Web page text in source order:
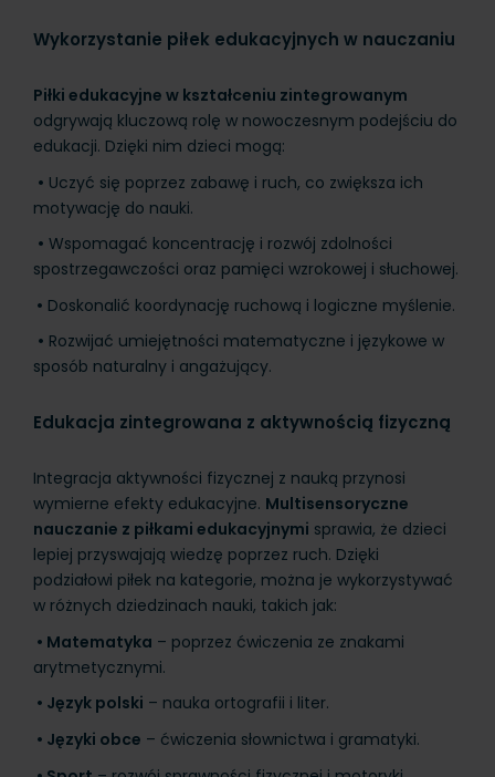
Wykorzystanie piłek edukacyjnych w nauczaniu
Piłki edukacyjne w kształceniu zintegrowanym
odgrywają kluczową rolę w nowoczesnym podejściu do
edukacji. Dzięki nim dzieci mogą:
• Uczyć się poprzez zabawę i ruch, co zwiększa ich
motywację do nauki.
• Wspomagać koncentrację i rozwój zdolności
spostrzegawczości oraz pamięci wzrokowej i słuchowej.
• Doskonalić koordynację ruchową i logiczne myślenie.
• Rozwijać umiejętności matematyczne i językowe w
sposób naturalny i angażujący.
Edukacja zintegrowana z aktywnością fizyczną
Integracja aktywności fizycznej z nauką przynosi
wymierne efekty edukacyjne. Multisensoryczne
nauczanie z piłkami edukacyjnymi sprawia, że dzieci
lepiej przyswajają wiedzę poprzez ruch. Dzięki
podziałowi piłek na kategorie, można je wykorzystywać
w różnych dziedzinach nauki, takich jak:
• Matematyka – poprzez ćwiczenia ze znakami
arytmetycznymi.
• Język polski – nauka ortografii i liter.
• Języki obce – ćwiczenia słownictwa i gramatyki.